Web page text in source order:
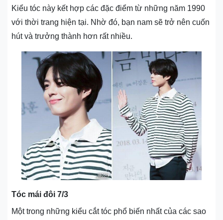
Kiểu tóc này kết hợp các đặc điểm từ những năm 1990
với thời trang hiện tại. Nhờ đó, bạn nam sẽ trở nên cuốn
hút và trưởng thành hơn rất nhiều.
Tóc mái đôi 7/3
Một trong những kiểu cắt tóc phổ biến nhất của các sao